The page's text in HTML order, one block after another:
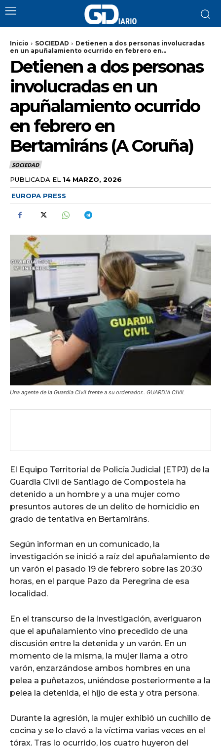
Inicio SOCIEDAD
Detienen a dos personas involucradas
en un apuñalamiento ocurrido en febrero en...
Detienen a dos personas
involucradas en un
apuñalamiento ocurrido
en febrero en
Bertamiráns (A Coruña)
SOCIEDAD
PUBLICADA EL 14 MARZO, 2026
EUROPA PRESS
Una agente de la Guardia Civil frente a su ordenador.. GUARDIA CIVIL
El Equipo Territorial de Policía Judicial (ETPJ) de la
Guardia Civil de Santiago de Compostela ha
detenido a un hombre y a una mujer como
presuntos autores de un delito de homicidio en
grado de tentativa en Bertamiráns.
Según informan en un comunicado, la
investigación se inició a raíz del apuñalamiento de
un varón el pasado 19 de febrero sobre las 20:30
horas, en el parque Pazo da Peregrina de esa
localidad.
En el transcurso de la investigación, averiguaron
que el apuñalamiento vino precedido de una
discusión entre la detenida y un varón. En un
momento de la misma, la mujer llama a otro
varón, enzarzándose ambos hombres en una
pelea a puñetazos, uniéndose posteriormente a la
pelea la detenida, el hijo de esta y otra persona.
Durante la agresión, la mujer exhibió un cuchillo de
cocina y se lo clavó a la víctima varias veces en el
tórax. Tras lo ocurrido, los cuatro huyeron del